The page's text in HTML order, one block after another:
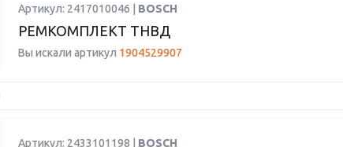
Артикул: 2417010046 | BOSCH
РЕМКОМПЛЕКТ ТНВД
Вы искали артикул 1904529907
Артикул: 2433101198 | BOSCH